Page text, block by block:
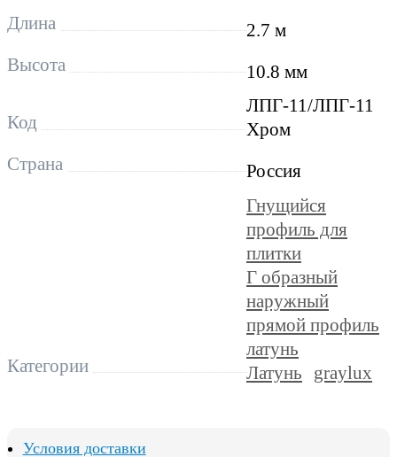
Длина
2.7 м
Высота
10.8 мм
Код
ЛПГ-11/ЛПГ-11
Хром
Страна
Россия
Категории
Гнущийся
профиль для
плитки
Г образный
наружный
прямой профиль
латунь
Латунь
graylux
Условия доставки